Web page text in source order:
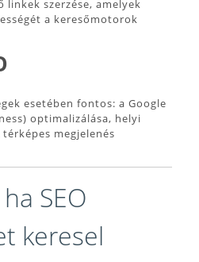
linkek szerzése, amelyek
a keresőmotorok
esetében fontos: a Google
optimalizálása, helyi
megjelenés
SEO
keresel